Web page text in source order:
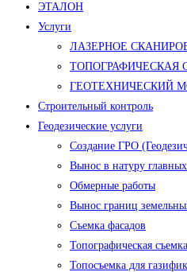
ЭТАЛОН
Услуги
ЛАЗЕРНОЕ
ТОПОГРАФИЧЕСКАЯ
ГЕОТЕХНИЧЕСКИЙ
Строительный контроль
Геодезические услуги
Создание ГРО
Вынос в натуру
Обмерные работы
Вынос границ
Съемка фасадов
Топографическая
Топосъемка для